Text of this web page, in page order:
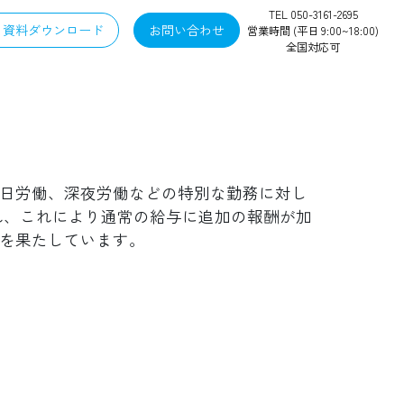
資料ダウンロード お問い合わせ
TEL 050-3161-2695
営業時間 (平日 9:00~18:00)
全国対応可
労働、深夜労働などの特別な勤務に対し
これにより通常の給与に追加の報酬が加
たしています。